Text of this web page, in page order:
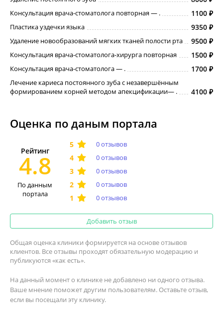
Консультация врача-стоматолога повторная — . 1100
Пластика уздечки языка 9350
Удаление новообразований мягких тканей полости рта 9500
Консультация врача-стоматолога-хирурга повторная 1500
Консультация врача-стоматолога — . 1700
Лечение кариеса постоянного зуба с незавершённым
формированием корней методом апекцификации― .
4100
Оценка по даным портала
Рейтинг
4.8
По данным
портала
0 отзывов
0 отзывов
0 отзывов
0 отзывов
0 отзывов
Добавить отзыв
Общая оценка клиники формируется на основе отзывов
клиентов. Все отзывы проходят обязательную модерацию и
публикуются «как есть».
На данный момент о клинике не добавлено ни одного отзыва.
Ваше мнение поможет другим пользователям. Оставьте отзыв,
если вы посещали эту клинику.